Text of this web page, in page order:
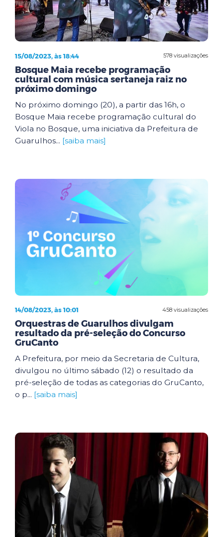
578 visualizações
15/08/2023, às 18:44
Bosque Maia recebe programação
cultural com música sertaneja raiz no
próximo domingo
No próximo domingo (20), a partir das 16h, o
Bosque Maia recebe programação cultural do
Viola no Bosque, uma iniciativa da Prefeitura de
Guarulhos... [saiba mais]
458 visualizações
14/08/2023, às 10:01
Orquestras de Guarulhos divulgam
resultado da pré-seleção do Concurso
GruCanto
A Prefeitura, por meio da Secretaria de Cultura,
divulgou no último sábado (12) o resultado da
pré-seleção de todas as categorias do GruCanto,
o p... [saiba mais]